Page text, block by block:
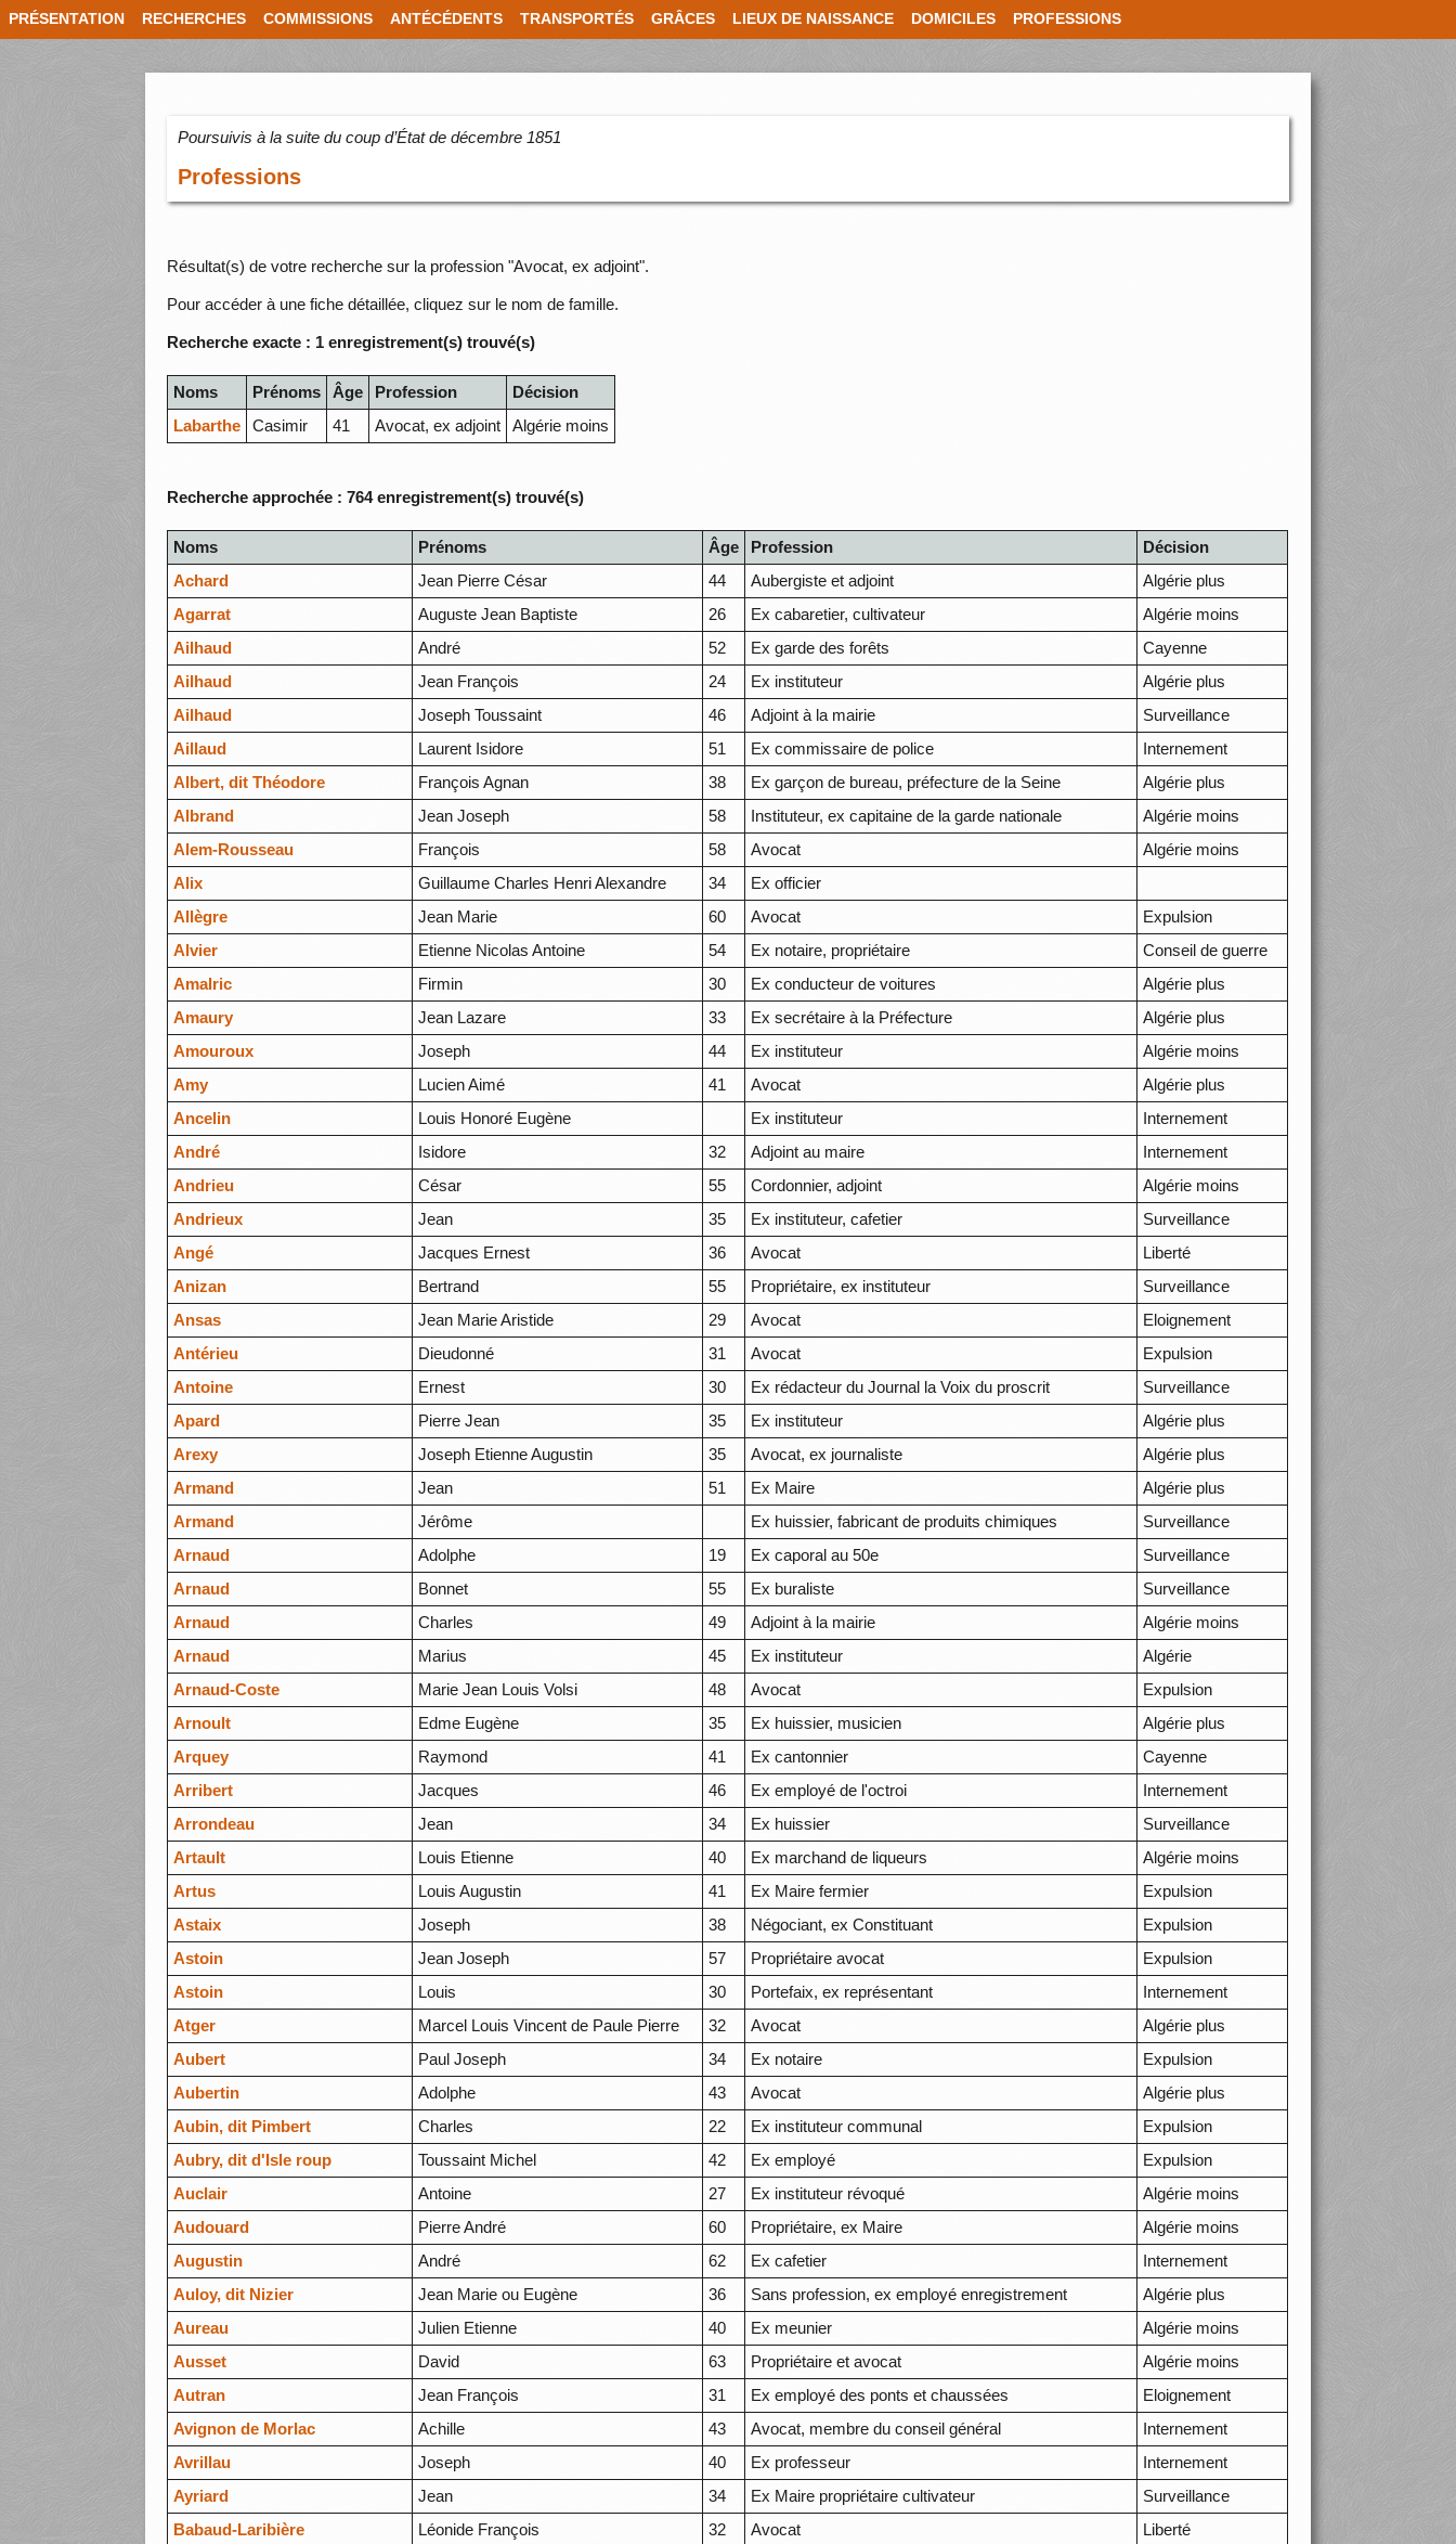
PRÉSENTATION RECHERCHES COMMISSIONS ANTÉCÉDENTS TRANSPORTÉS GRÂCES LIEUX DE NAISSANCE DOMICILES PROFESSIONS
Poursuivis à la suite du coup d’État de décembre 1851
Professions
Résultat(s) de votre recherche sur la profession "Avocat, ex adjoint".
Pour accéder à une fiche détaillée, cliquez sur le nom de famille.
Recherche exacte : 1 enregistrement(s) trouvé(s)
Noms Prénoms Âge Profession
Décision
Labarthe
Casimir 41 Avocat, ex adjoint Algérie moins
Recherche approchée : 764 enregistrement(s) trouvé(s)
Noms Prénoms Âge Profession
Décision
Achard
Jean Pierre César 44 Aubergiste et adjoint
Algérie plus
Agarrat
Auguste Jean Baptiste 26 Ex cabaretier, cultivateur
Algérie moins
Ailhaud
André 52 Ex garde des forêts
Cayenne
Ailhaud
Jean François 24 Ex instituteur
Algérie plus
Ailhaud
Joseph Toussaint 46 Adjoint à la mairie
Surveillance
Aillaud
Laurent Isidore 51 Ex commissaire de police
Internement
Albert, dit Théodore
François Agnan 38 Ex garçon de bureau, préfecture de la Seine
Algérie plus
Albrand
Jean Joseph 58 Instituteur, ex capitaine de la garde nationale
Algérie moins
Alem-Rousseau
François 58 Avocat
Algérie moins
Alix
Guillaume Charles Henri Alexandre 34
Ex officier
Allègre
Jean Marie 60 Avocat
Expulsion
Alvier
Etienne Nicolas Antoine 54 Ex notaire, propriétaire
Conseil de guerre
Amalric
Firmin 30 Ex conducteur de voitures
Algérie plus
Amaury
Jean Lazare 33 Ex secrétaire à la Préfecture
Algérie plus
Amouroux
Joseph 44 Ex instituteur
Algérie moins
Amy
Lucien Aimé 41 Avocat
Algérie plus
Ancelin
Louis Honoré Eugène Ex instituteur
Internement
André
Isidore 32 Adjoint au maire
Internement
Andrieu
César 55 Cordonnier, adjoint
Algérie moins
Andrieux
Jean 35 Ex instituteur, cafetier
Surveillance
Angé
Jacques Ernest 36 Avocat
Liberté
Anizan
Bertrand 55 Propriétaire, ex instituteur
Surveillance
Ansas
Jean Marie Aristide 29 Avocat
Eloignement
Antérieu
Dieudonné 31 Avocat
Expulsion
Antoine
Ernest 30 Ex rédacteur du Journal la Voix du proscrit
Surveillance
Apard
Pierre Jean 35 Ex instituteur
Algérie plus
Arexy
Joseph Etienne Augustin 35 Avocat, ex journaliste
Algérie plus
Armand
Jean 51 Ex Maire
Algérie plus
Armand
Jérôme Ex huissier, fabricant de produits chimiques
Surveillance
Arnaud
Adolphe 19 Ex caporal au 50e
Surveillance
Arnaud
Bonnet 55 Ex buraliste
Surveillance
Arnaud
Charles 49 Adjoint à la mairie
Algérie moins
Arnaud
Marius 45 Ex instituteur
Algérie
Arnaud-Coste
Marie Jean Louis Volsi 48 Avocat
Expulsion
Arnoult
Edme Eugène 35 Ex huissier, musicien
Algérie plus
Arquey
Raymond 41 Ex cantonnier
Cayenne
Arribert
Jacques 46 Ex employé de l'octroi
Internement
Arrondeau
Jean 34 Ex huissier
Surveillance
Artault
Louis Etienne 40 Ex marchand de liqueurs
Algérie moins
Artus
Louis Augustin 41 Ex Maire fermier
Expulsion
Astaix
Joseph 38 Négociant, ex Constituant
Expulsion
Astoin
Jean Joseph 57 Propriétaire avocat
Expulsion
Astoin
Louis 30 Portefaix, ex représentant
Internement
Atger
Marcel Louis Vincent de Paule Pierre 32 Avocat
Algérie plus
Aubert
Paul Joseph 34 Ex notaire
Expulsion
Aubertin
Adolphe 43 Avocat
Algérie plus
Aubin, dit Pimbert
Charles 22 Ex instituteur communal
Expulsion
Aubry, dit d'Isle roup
Toussaint Michel 42 Ex employé
Expulsion
Auclair
Antoine 27 Ex instituteur révoqué
Algérie moins
Audouard
Pierre André 60 Propriétaire, ex Maire
Algérie moins
Augustin
André 62 Ex cafetier
Internement
Auloy, dit Nizier
Jean Marie ou Eugène 36 Sans profession, ex employé enregistrement
Algérie plus
Aureau
Julien Etienne 40 Ex meunier
Algérie moins
Ausset
David 63 Propriétaire et avocat
Algérie moins
Autran
Jean François 31 Ex employé des ponts et chaussées
Eloignement
Avignon de Morlac
Achille 43 Avocat, membre du conseil général
Internement
Avrillau
Joseph 40 Ex professeur
Internement
Ayriard
Jean 34 Ex Maire propriétaire cultivateur
Surveillance
Babaud-Laribière
Léonide François 32 Avocat
Liberté